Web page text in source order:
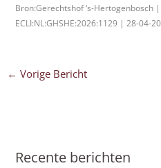
Bron:Gerechtshof ‘s-Hertogenbosch
ECLI:NL:GHSHE:2026:1129 | 28-04-
← Vorige Bericht
Recente berichten